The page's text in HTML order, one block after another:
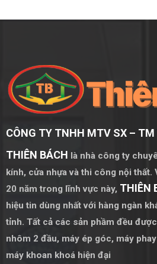
CÔNG TY TNHH MTV SX – TM
THIÊN BÁCH là nhà công ty
kính, cửa nhựa và thi công nội thất.
20 năm trong lĩnh vực này, THIÊN
hiệu tin dùng nhất với hàng ngàn
tỉnh. Tất cả các sản phầm đều
nhôm 2 đầu, máy ép góc, máy
máy khoan khoá hiện đại